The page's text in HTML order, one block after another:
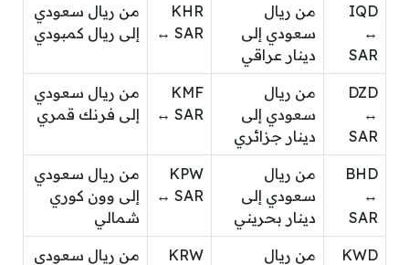
IQD
↔
SAR
من ريال
سعودي إلى
دينار عراقي
KHR
↔ SAR
من ريال سعودي
إلى ريال كمبودي
DZD
↔
SAR
من ريال
سعودي إلى
دينار جزائري
KMF
↔ SAR
من ريال سعودي
إلى فرنك قمري
BHD
↔
SAR
من ريال
سعودي إلى
دينار بحريني
KPW
↔ SAR
من ريال سعودي
إلى وون كوري
شمالي
KWD
من ريال
KRW
من ريال سعودي